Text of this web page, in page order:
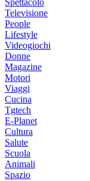
Spettacolo
Televisione
People
Lifestyle
Videogiochi
Donne
Magazine
Motori
Viaggi
Cucina
Tgtech
E-Planet
Cultura
Salute
Scuola
Animali
Spazio